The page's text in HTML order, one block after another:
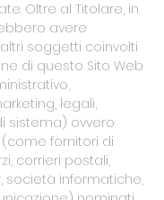
Oltre al Titolare, in
avere
soggetti coinvolti
di questo Sito Web
legali,
sistema) ovvero
fornitori di
corrieri postali,
società informatiche,